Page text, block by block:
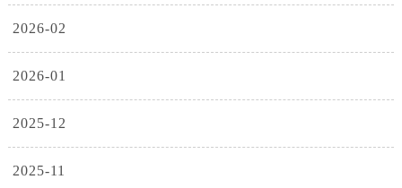
2026-02
2026-01
2025-12
2025-11